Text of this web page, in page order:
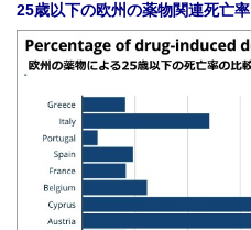
25歳以下の欧州の薬物関連死亡率